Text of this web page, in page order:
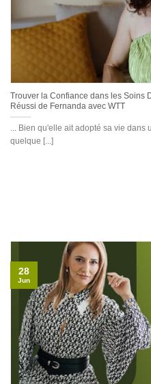
Trouver la Confiance dans les Soins
Réussi de Fernanda avec WTT
... Bien qu'elle ait adopté sa vie dans
quelque [...]
28
Jun